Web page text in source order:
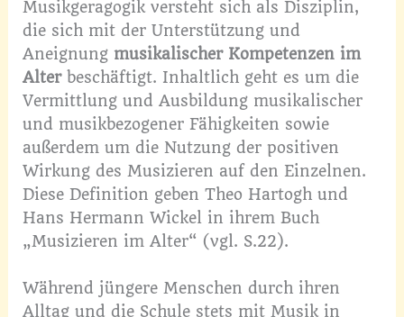
Musikgeragogik versteht sich als Disziplin,
die sich mit der Unterstützung und
Aneignung musikalischer Kompetenzen im
Alterbeschäftigt. Inhaltlich geht es um die
Vermittlung und Ausbildung musikalischer
und musikbezogener Fähigkeiten sowie
außerdem um die Nutzung der positiven
Wirkung des Musizieren auf den Einzelnen.
Diese Definition geben Theo Hartogh und
Hans Hermann Wickel in ihrem Buch
„Musizieren im Alter“ (vgl. S.22).
Während jüngere Menschen durch ihren
Alltag und die Schule stets mit Musik in